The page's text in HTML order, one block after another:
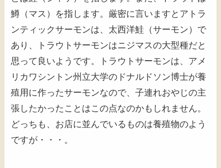
鱒（マス）を指します。厳密に言いますとアトラ
ンティックサーモンは、太西洋鮭（サーモン）で
あり、トラウトサーモンはニジマスの大型種だと
思って良いようです。トラウトサーモンは、アメ
リカワシントン州立大学のドナルドソン博士が養
殖用に作ったサーモンなので、子連れおやじの主
張したかったことはこの点なのかもしれません。
どっちも、お店に並んでいるものは養殖物のよう
ですが・・・。